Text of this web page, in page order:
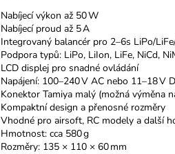
Nabíjecí výkon až 50 W
Nabíjecí proud až 5 A
Integrovaný balancér pro 2–6s LiPo/
Podpora typů: LiPo, LiIon, LiFe, NiCd,
LCD displej pro snadné ovládání
Napájení: 100–240 V AC nebo 11–18 V
Konektor Tamiya malý (možná výměna
Kompaktní design a přenosné rozměry
Vhodné pro airsoft, RC modely a další
Hmotnost: cca 580 g
Rozměry: 135 × 110 × 60 mm